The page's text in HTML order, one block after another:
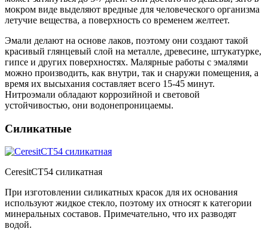
мокром виде выделяют вредные для человеческого организма
летучие вещества, а поверхность со временем желтеет.
Эмали делают на основе лаков, поэтому они создают такой
красивый глянцевый слой на металле, древесине, штукатурке,
гипсе и других поверхностях. Малярные работы с эмалями
можно производить, как внутри, так и снаружи помещения, а
время их высыхания составляет всего 15-45 минут.
Нитроэмали обладают коррозийной и световой
устойчивостью, они водонепроницаемы.
Силикатные
CeresitCT54 силикатная
При изготовлении силикатных красок для их основания
используют жидкое стекло, поэтому их относят к категории
минеральных составов. Примечательно, что их разводят
водой.